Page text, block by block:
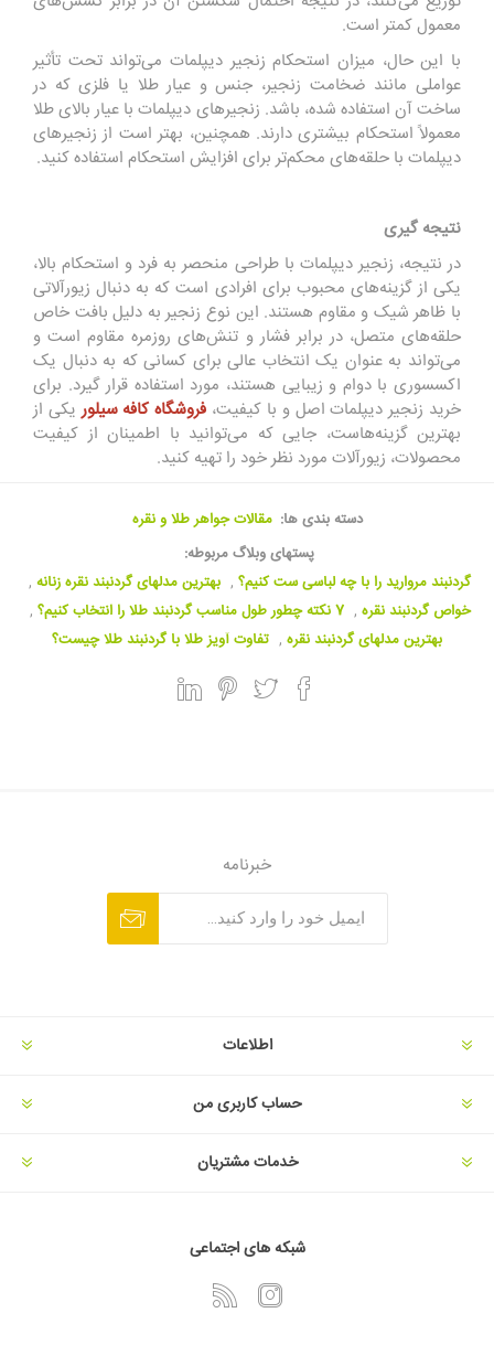
معمول کمتر است.
با این حال، میزان استحکام زنجیر دیپلمات می‌تواند تحت تأثیر
عواملی مانند ضخامت زنجیر، جنس و عیار طلا یا فلزی که در
ساخت آن استفاده شده، باشد. زنجیرهای دیپلمات با عیار بالای طلا
معمولاً استحکام بیشتری دارند. همچنین، بهتر است از زنجیرهای
دیپلمات با حلقه‌های محکم‌تر برای افزایش استحکام استفاده کنید.
نتیجه گیری
در نتیجه، زنجیر دیپلمات با طراحی منحصر به فرد و استحکام بالا،
یکی از گزینه‌های محبوب برای افرادی است که به دنبال زیورآلاتی
با ظاهر شیک و مقاوم هستند. این نوع زنجیر به دلیل بافت خاص
حلقه‌های متصل، در برابر فشار و تنش‌های روزمره مقاوم است و
می‌تواند به عنوان یک انتخاب عالی برای کسانی که به دنبال یک
اکسسوری با دوام و زیبایی هستند، مورد استفاده قرار گیرد. برای
خرید زنجیر دیپلمات اصل و با کیفیت، فروشگاه کافه سیلوریکی از
بهترین گزینه‌هاست، جایی که می‌توانید با اطمینان از کیفیت
محصولات، زیورآلات مورد نظر خود را تهیه کنید.
دسته بندی ها: مقالات جواهر طلا و نقره
پستهای وبلاگ مربوطه:
گردنبند مروارید را با چه لباسی ست کنیم؟ , بهترین مدلهای گردنبند نقره زنانه ,
خواص گردنبند نقره , 7 نکته چطور طول مناسب گردنبند طلا را انتخاب کنیم؟
,
بهترین مدلهای گردنبند نقره , تفاوت آویز طلا با گردنبند طلا چیست؟
خبرنامه
اطلاعات
حساب کاربری من
خدمات مشتریان
شبکه های اجتماعی